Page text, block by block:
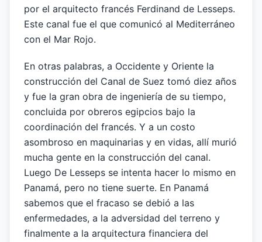
por el arquitecto francés Ferdinand de Lesseps.
Este canal fue el que comunicó al Mediterráneo
con el Mar Rojo.
En otras palabras, a Occidente y Oriente la
construcción del Canal de Suez tomó diez años
y fue la gran obra de ingeniería de su tiempo,
concluida por obreros egipcios bajo la
coordinación del francés. Y a un costo
asombroso en maquinarias y en vidas, allí murió
mucha gente en la construcción del canal.
Luego De Lesseps se intenta hacer lo mismo en
Panamá, pero no tiene suerte. En Panamá
sabemos que el fracaso se debió a las
enfermedades, a la adversidad del terreno y
finalmente a la arquitectura financiera del